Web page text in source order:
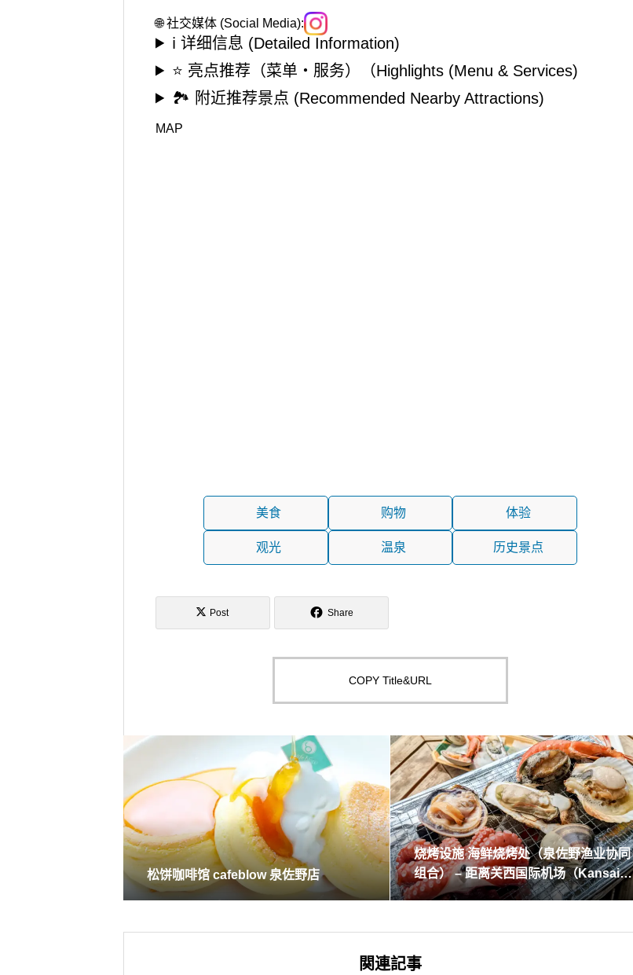
🌐 社交媒体 (Social Media):
ℹ️ 详细信息 (Detailed Information)
⭐ 亮点推荐（菜单・服务）（Highlights (Menu & Services)
🏞️ 附近推荐景点 (Recommended Nearby Attractions)
MAP
美食 购物 体验
观光 温泉 历史景点
Post Share
COPY Title&URL
松饼咖啡馆 cafeblow 泉佐野店
烧烤设施 海鲜烧烤处（泉佐野渔业协同
组合） – 距离关西国际机场（Kansai K
okusai Kūkō）仅15分钟！轻松畅享免
関連記事